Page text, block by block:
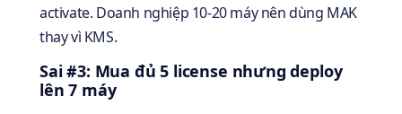
activate. Doanh nghiệp 10-20 máy nên dùng MAK
thay vì KMS.
Sai #3: Mua đủ 5 license nhưng deploy
lên 7 máy